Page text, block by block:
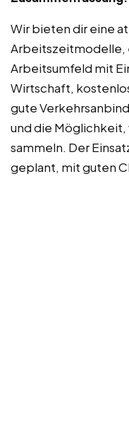
Wir bieten dir eine
Arbeitszeitmodelle,
Arbeitsumfeld mit
Wirtschaft,
gute
und die
sammeln. Der
geplant, mit guten